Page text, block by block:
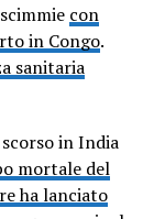
con
in Congo.
sanitaria
in India
mortale del
ha lanciato